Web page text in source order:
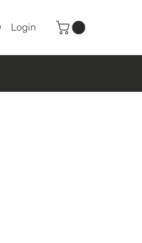
Login